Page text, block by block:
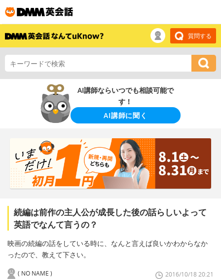
質問する
AI講師ならいつでも相談可能で
す！
AI講師に聞く
続編は前作の主人公が成長した後の話らしいよって
英語でなんて言うの？
映画の続編の話をしている時に、なんと言えば良いかわからなか
ったので、教えて下さい。
( NO NAME ) 2016/10/18 20:21